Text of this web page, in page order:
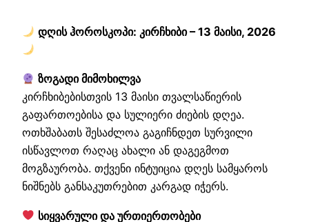
დღის ჰოროსკოპი: კირჩხიბი – 13 მაისი, 2026
ზოგადი მიმოხილვა
კირჩხიბებისთვის 13 მაისი თვალსაწიერის
გაფართოებისა და სულიერი ძიების დღეა.
ოთხშაბათს შესაძლოა გაგიჩნდეთ სურვილი
ისწავლოთ რაღაც ახალი ან დაგეგმოთ
მოგზაურობა. თქვენი ინტუიცია დღეს სამყაროს
ნიშნებს განსაკუთრებით კარგად იჭერს.
სიყვარული და ურთიერთობები